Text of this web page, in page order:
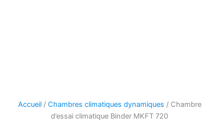
Accueil/ Chambres climatiques dynamiques / Chambre
d’essai climatique Binder MKFT 720